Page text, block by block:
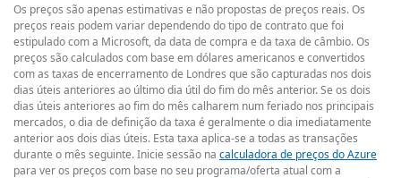
Os preços são apenas estimativas e não propostas de preços reais. Os
preços reais podem variar dependendo do tipo de contrato que foi
estipulado com a Microsoft, da data de compra e da taxa de câmbio. Os
preços são calculados com base em dólares americanos e convertidos
com as taxas de encerramento de Londres que são capturadas nos dois
dias úteis anteriores ao último dia útil do fim do mês anterior. Se os dois
dias úteis anteriores ao fim do mês calharem num feriado nos principais
mercados, o dia de definição da taxa é geralmente o dia imediatamente
anterior aos dois dias úteis. Esta taxa aplica-se a todas as transações
durante o mês seguinte. Inicie sessão na calculadora de preços do Azure
para ver os preços com base no seu programa/oferta atual com a